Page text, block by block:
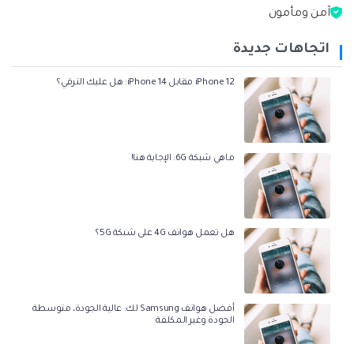
آمن ومأمون
اتجاهات جديدة
iPhone 12 مقابل iPhone 14: هل عليك الترقي؟
ماهي شبكة 6G: الإجابة هنا!
هل تعمل هواتف 4G على شبكة 5G؟
أفضل هواتف Samsung لك: عالية الجودة، متوسطة
الجودة وغير المكلفة